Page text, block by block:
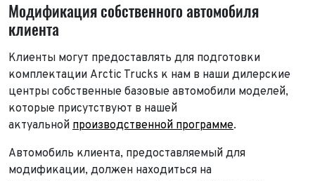
Модификация собственного автомобиля
клиента
Клиенты могут предоставлять для подготовки
комплектации Arctic Trucks к нам в наши дилерские
центры собственные базовые автомобили моделей,
которые присутствуют в нашей
актуальной производственной программе.
Автомобиль клиента, предоставляемый для
модификации, должен находиться на